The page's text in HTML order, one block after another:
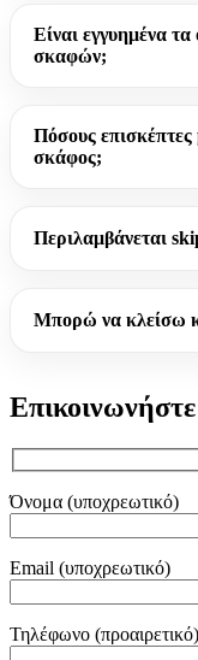
Είναι εγγυημένα
σκαφών;
Πόσους επισκέπτες
σκάφος;
Περιλαμβάνεται
Μπορώ να κλείσω
Όνομα (υποχρεωτικό)
Email (υποχρεωτικό)
Τηλέφωνο (προαιρετικό)